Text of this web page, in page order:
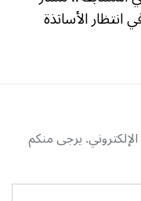
الأساتذة
يرجى منكم